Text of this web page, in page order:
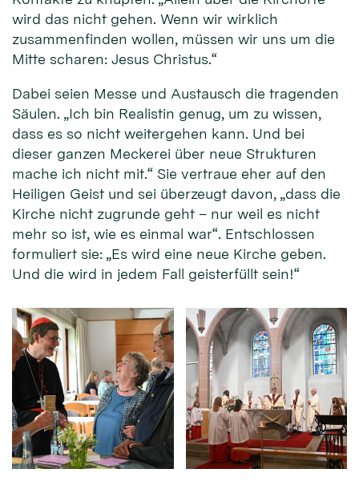
wird das nicht gehen. Wenn wir wirklich
zusammenfinden wollen, müssen wir uns um die
Mitte scharen: Jesus Christus.“
Dabei seien Messe und Austausch die tragenden
Säulen. „Ich bin Realistin genug, um zu wissen,
dass es so nicht weitergehen kann. Und bei
dieser ganzen Meckerei über neue Strukturen
mache ich nicht mit.“ Sie vertraue eher auf den
Heiligen Geist und sei überzeugt davon, „dass die
Kirche nicht zugrunde geht – nur weil es nicht
mehr so ist, wie es einmal war“. Entschlossen
formuliert sie: „Es wird eine neue Kirche geben.
Und die wird in jedem Fall geisterfüllt sein!“